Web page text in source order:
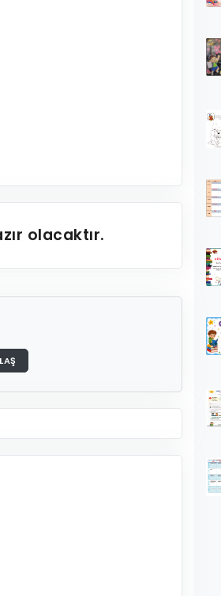
olacaktır.